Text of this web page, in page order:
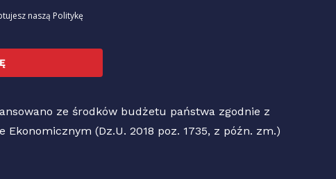
naszą Politykę
ze środków budżetu państwa zgodnie z
(Dz.U. 2018 poz. 1735, z późn. zm.)